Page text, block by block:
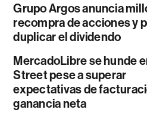
Grupo Argos anuncia
recompra de acciones y
duplicar el dividendo
MercadoLibre se hunde
Street pese a superar
expectativas de
ganancia neta